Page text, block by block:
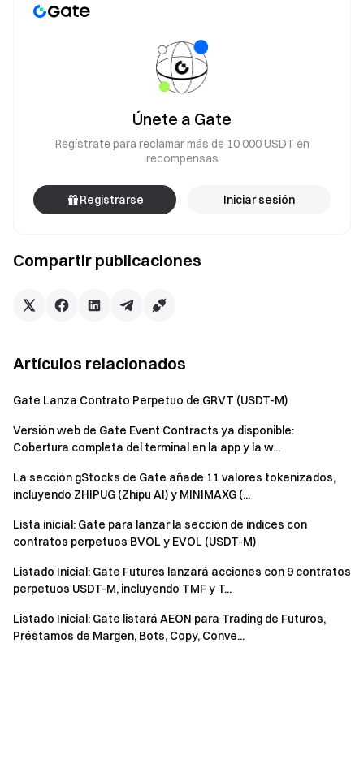
Compartir publicaciones
Únete a Gate
Regístrate para reclamar más de 10 000 USDT en
recompensas
Registrarse Iniciar sesión
Artículos relacionados
Gate Lanza Contrato Perpetuo de GRVT (USDT-M)
Versión web de Gate Event Contracts ya disponible:
Cobertura completa del terminal en la app y la w...
La sección gStocks de Gate añade 11 valores tokenizados,
incluyendo ZHIPUG (Zhipu AI) y MINIMAXG (...
Lista inicial: Gate para lanzar la sección de índices con
contratos perpetuos BVOL y EVOL (USDT-M)
Listado Inicial: Gate Futures lanzará acciones con 9 contratos
perpetuos USDT-M, incluyendo TMF y T...
Listado Inicial: Gate listará AEON para Trading de Futuros,
Préstamos de Margen, Bots, Copy, Conve...